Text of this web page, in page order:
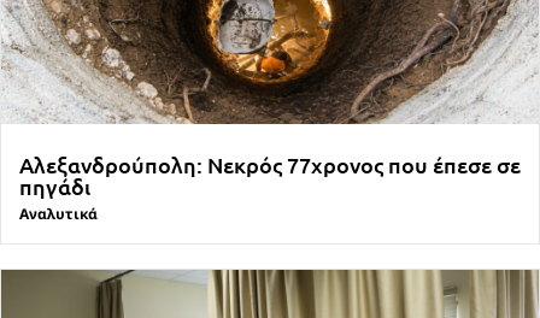
Αλεξανδρούπολη: Νεκρός 77χρονος που έπεσε σε
πηγάδι
Αναλυτικά